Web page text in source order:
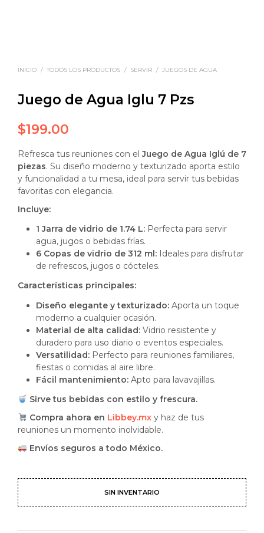
INICIO / TODOS LOS PRODUCTOS / SERVIR / JUEGOS DE AGUA
Juego de Agua Iglu 7 Pzs
$199.00
Refresca tus reuniones con elJuego de Agua Iglú de 7
piezas. Su diseño moderno y texturizado aporta estilo
y funcionalidad a tu mesa, ideal para servir tus bebidas
favoritas con elegancia.
Incluye:
1 Jarra de vidrio de 1.74 L:Perfecta para servir
agua, jugos o bebidas frías.
6 Copas de vidrio de 312 ml:Ideales para disfrutar
de refrescos, jugos o cócteles.
Características principales:
Diseño elegante y texturizado:Aporta un toque
moderno a cualquier ocasión.
Material de alta calidad:Vidrio resistente y
duradero para uso diario o eventos especiales.
Versatilidad:Perfecto para reuniones familiares,
fiestas o comidas al aire libre.
Fácil mantenimiento:Apto para lavavajillas.
Sirve tus bebidas con estilo y frescura.
Compra ahora en Libbey.mxy haz de tus
reuniones un momento inolvidable.
Envíos seguros a todo México.
SIN INVENTARIO